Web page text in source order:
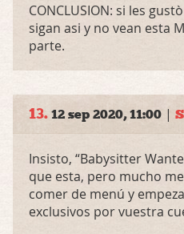
CONCLUSION: si les
sigan asi y no vean esta
parte.
13. 12 sep 2020, 11:00 |
Insisto, “Babysitter
que esta, pero mucho
comer de menú y
exclusivos por vuestra